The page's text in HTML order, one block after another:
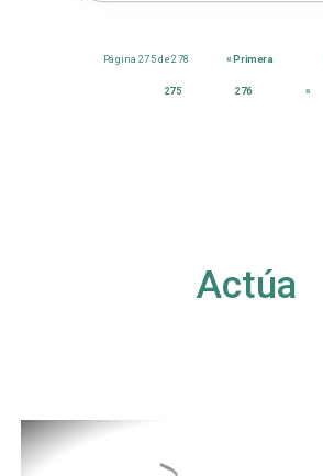
Página 275 de 278 « Primera
275 276 »
Actúa